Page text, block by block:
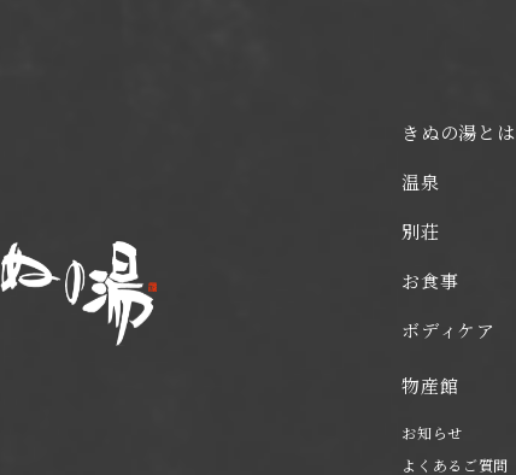
きぬの湯とは
温泉
別荘
お食事
ボディケア
物産館
お知らせ
よくあるご質問